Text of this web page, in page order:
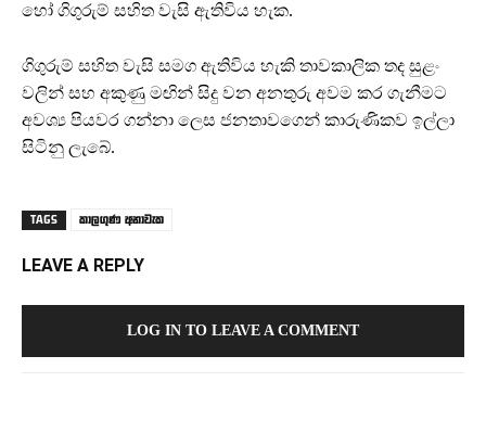
හෝ ගිගුරුම් සහිත වැසි ඇතිවිය හැක.
ගිගුරුම් සහිත වැසි සමග ඇතිවිය හැකි තාවකාලික තද සුළං
වලින් සහ අකුණු මඟින් සිදු වන අනතුරු අවම කර ගැනීමට
අවශ්‍ය පියවර ගන්නා ලෙස ජනතාවගෙන් කාරුණිකව ඉල්ලා
සිටිනු ලැබේ.
TAGS කාලගුණ අනාවැක
LEAVE A REPLY
LOG IN TO LEAVE A COMMENT